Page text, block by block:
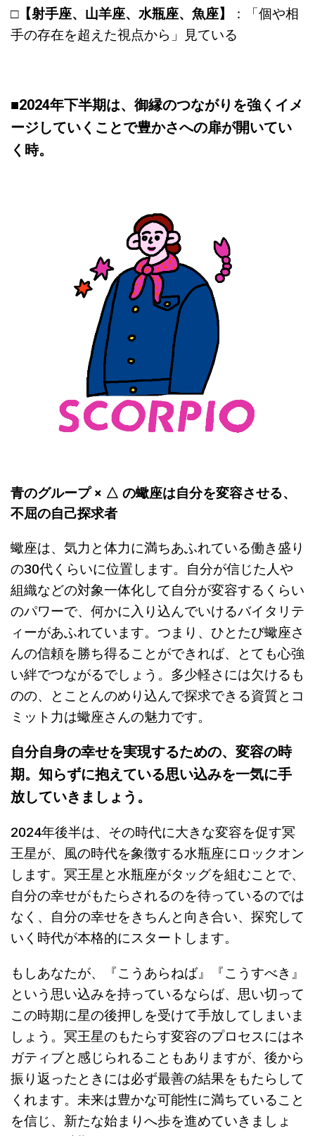
□【射手座、山羊座、水瓶座、魚座】
：「個や相
手の存在を超えた視点から」見ている
■2024年下半期は、御縁のつながりを強くイメ
ージしていくことで豊かさへの扉が開いてい
く時。
青のグループ × △ の蠍座は自分を変容させる、
不屈の自己探求者
蠍座は、気力と体力に満ちあふれている働き盛り
の30代くらいに位置します。自分が信じた人や
組織などの対象一体化して自分が変容するくらい
のパワーで、何かに入り込んでいけるバイタリテ
ィーがあふれています。つまり、ひとたび蠍座さ
んの信頼を勝ち得ることができれば、とても心強
い絆でつながるでしょう。多少軽さには欠けるも
のの、とことんのめり込んで探求できる資質とコ
ミット力は蠍座さんの魅力です。
自分自身の幸せを実現するための、変容の時
期。知らずに抱えている思い込みを一気に手
放していきましょう。
2024年後半は、その時代に大きな変容を促す冥
王星が、風の時代を象徴する水瓶座にロックオン
します。冥王星と水瓶座がタッグを組むことで、
自分の幸せがもたらされるのを待っているのでは
なく、自分の幸せをきちんと向き合い、探究して
いく時代が本格的にスタートします。
もしあなたが、『こうあらねば』『こうすべき』
という思い込みを持っているならば、思い切って
この時期に星の後押しを受けて手放してしまいま
しょう。冥王星のもたらす変容のプロセスにはネ
ガティブと感じられることもありますが、後から
振り返ったときには必ず最善の結果をもたらして
くれます。未来は豊かな可能性に満ちていること
を信じ、新たな始まりへ歩を進めていきましょ